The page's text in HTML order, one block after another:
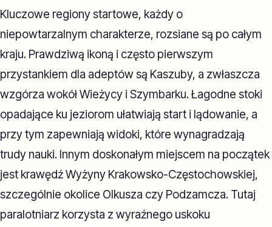
Kluczowe regiony startowe, każdy o
niepowtarzalnym charakterze, rozsiane są po całym
kraju. Prawdziwą ikoną i często pierwszym
przystankiem dla adeptów są Kaszuby, a zwłaszcza
wzgórza wokół Wieżycy i Szymbarku. Łagodne stoki
opadające ku jeziorom ułatwiają start i lądowanie, a
przy tym zapewniają widoki, które wynagradzają
trudy nauki. Innym doskonałym miejscem na początek
jest krawędź Wyżyny Krakowsko-Częstochowskiej,
szczególnie okolice Olkusza czy Podzamcza. Tutaj
paralotniarz korzysta z wyraźnego uskoku